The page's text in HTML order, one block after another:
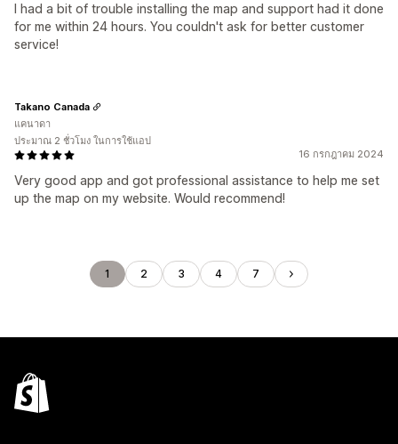
I had a bit of trouble installing the map and support had it done
for me within 24 hours. You couldn't ask for better customer
service!
16 กรกฎาคม 2024
Very good app and got professional assistance to help me set
up the map on my website. Would recommend!
Takano Canada
แคนาดา
ประมาณ 2 ชั่วโมง ในการใช้แอป
1 2 3 4 7